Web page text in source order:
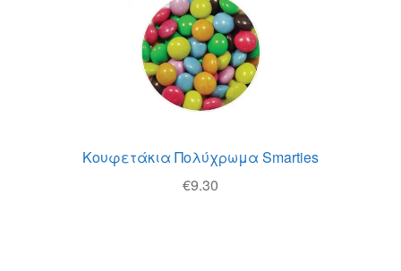
Κουφετάκια Πολύχρωμα Smarties
€9.30